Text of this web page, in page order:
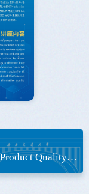
【创源大讲堂】Dynamic Pricing and Product Quality with Review–Driven Learning